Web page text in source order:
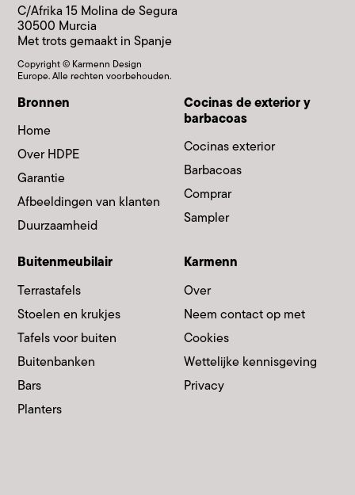
C/Afrika 15 Molina de Segura
30500 Murcia
Met trots gemaakt in Spanje
Copyright © Karmenn Design
Europe. Alle rechten voorbehouden.
Bronnen
Home
Over HDPE
Garantie
Afbeeldingen van klanten
Duurzaamheid
Cocinas de exterior y
barbacoas
Cocinas exterior
Barbacoas
Comprar
Sampler
Buitenmeubilair
Terrastafels
Stoelen en krukjes
Tafels voor buiten
Buitenbanken
Bars
Planters
Karmenn
Over
Neem contact op met
Cookies
Wettelijke kennisgeving
Privacy